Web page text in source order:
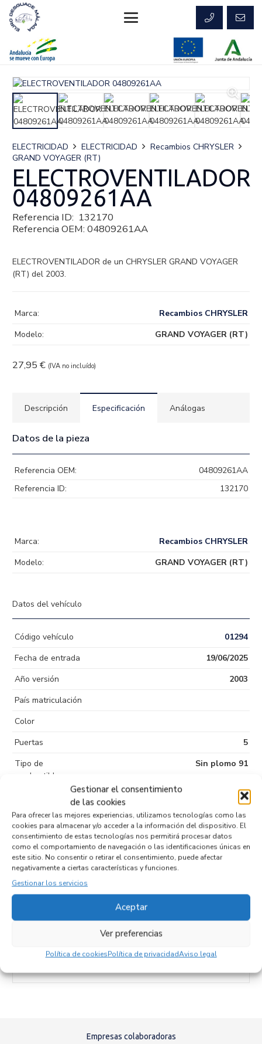
Gestionar el consentimiento
de las cookies
Para ofrecer las mejores experiencias, utilizamos tecnologías como las
cookies para almacenar y/o acceder a la información del dispositivo. El
consentimiento de estas tecnologías nos permitirá procesar datos
como el comportamiento de navegación o las identificaciones únicas en
este sitio. No consentir o retirar el consentimiento, puede afectar
negativamente a ciertas características y funciones.
Gestionar los servicios
Aceptar
Ver preferencias
Política de cookiesPolítica de privacidadAviso legal
ELECTRICIDAD ELECTRICIDAD
Recambios CHRYSLER
GRAND VOYAGER (RT)
ELECTROVENTILADOR
04809261AA
Referencia ID: 132170
Referencia OEM: 04809261AA
ELECTROVENTILADOR de un CHRYSLER GRAND VOYAGER
(RT) del 2003.
27,95 € (IVA no incluído)
Marca:
Recambios CHRYSLER
Modelo:
GRAND VOYAGER (RT)
Descripción Especificación Análogas
Datos de la pieza
Referencia OEM:
04809261AA
Referencia ID:
132170
Marca:
Recambios CHRYSLER
Modelo:
GRAND VOYAGER (RT)
Datos del vehículo
Código vehículo
01294
Fecha de entrada
19/06/2025
Año versión
2003
País matriculación
Color
Puertas
5
Tipo de
combustible
Sin plomo 91
Código cambio
Productos relacionados
CUADRO INSTRUMENTOS P04685622AB
Recambios CHRYSLER GRAND VOYAGER (RT)
Referencia OEM:
P04685622AB
Empresas colaboradoras